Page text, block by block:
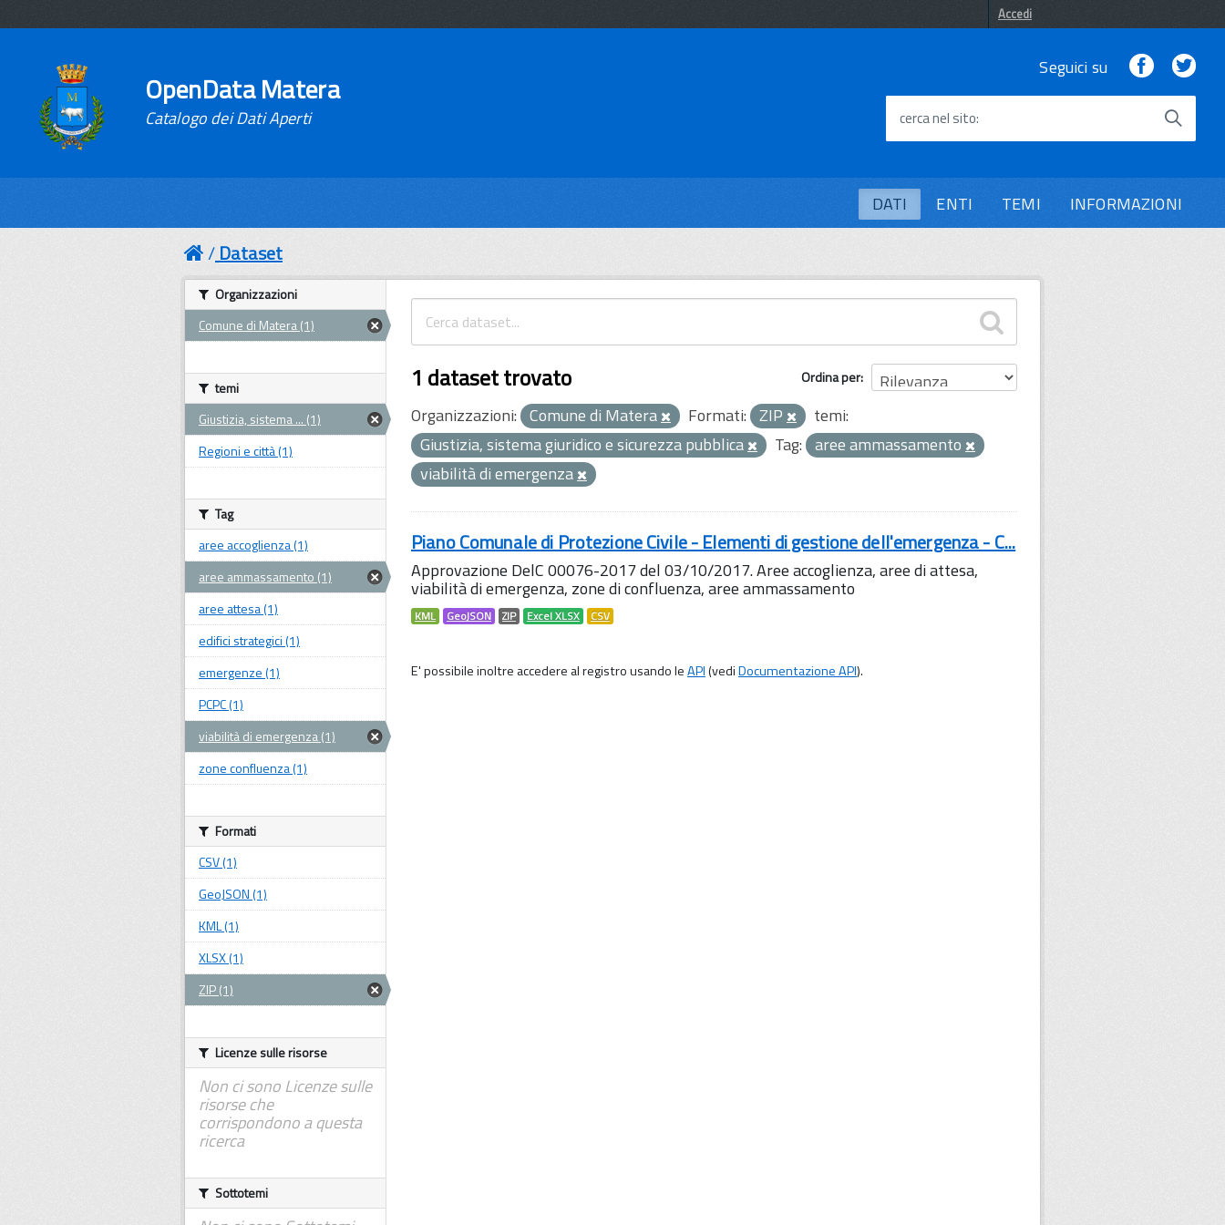
Accedi
OpenData Matera
Catalogo dei Dati Aperti
Seguici su Facebook
cerca nel sito
DATI ENTI TEMI INFORMAZIONI
Dataset
Ordina per
1 dataset trovato
Organizzazioni: Comune di Matera Formati: ZIP
temi:
Giustizia, sistema giuridico e sicurezza pubblica
Tag: aree ammassamento
viabilità di emergenza
Piano Comunale di Protezione Civile - Elementi di gestione dell'emergenza - C...
Approvazione DelC 00076-2017 del 03/10/2017. Aree accoglienza, aree di attesa,
viabilità di emergenza, zone di confluenza, aree ammassamento
KML GeoJSON ZIP Excel XLSX CSV
E' possibile inoltre accedere al registro usando leAPI(vediDocumentazione API).
Organizzazioni
Comune di Matera (1)
temi
Giustizia, sistema ... (1)
Regioni e città (1)
Tag
aree accoglienza (1)
aree ammassamento (1)
aree attesa (1)
edifici strategici (1)
emergenze (1)
PCPC (1)
viabilità di emergenza (1)
zone confluenza (1)
Formati
CSV (1)
GeoJSON (1)
KML (1)
XLSX (1)
ZIP (1)
Licenze sulle risorse
Non ci sono Licenze sulle
risorse che
corrispondono a questa
ricerca
Sottotemi